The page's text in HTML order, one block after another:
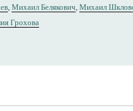
, Михаил Белякович, Михаил
Грохова